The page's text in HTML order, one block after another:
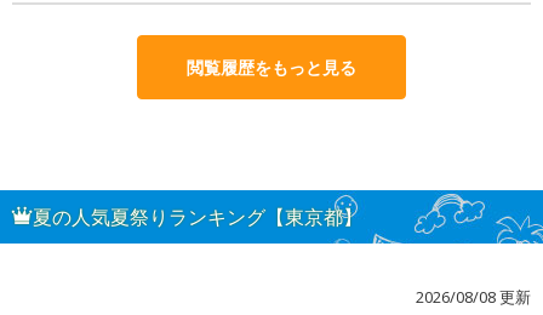
閲覧履歴をもっと見る
夏の人気夏祭りランキング【東京都】
2026/08/08 更新